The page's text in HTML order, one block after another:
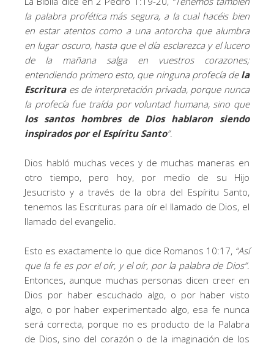
la palabra profética más segura, a la cual hacéis bien
en estar atentos como a una antorcha que alumbra
en lugar oscuro, hasta que el día esclarezca y el lucero
de la mañana salga en vuestros corazones;
entendiendo primero esto, que ninguna profecía de la
Escrituraes de interpretación privada, porque nunca
la profecía fue traída por voluntad humana, sino que
los santos hombres de Dios hablaron siendo
inspirados por el Espíritu Santo”.
Dios habló muchas veces y de muchas maneras en
otro tiempo, pero hoy, por medio de su Hijo
Jesucristo y a través de la obra del Espíritu Santo,
tenemos las Escrituras para oír el llamado de Dios, el
llamado del evangelio.
Esto es exactamente lo que dice Romanos 10:17, “Así
que la fe es por el oír, y el oír, por la palabra de Dios”.
Entonces, aunque muchas personas dicen creer en
Dios por haber escuchado algo, o por haber visto
algo, o por haber experimentado algo, esa fe nunca
será correcta, porque no es producto de la Palabra
de Dios, sino del corazón o de la imaginación de los